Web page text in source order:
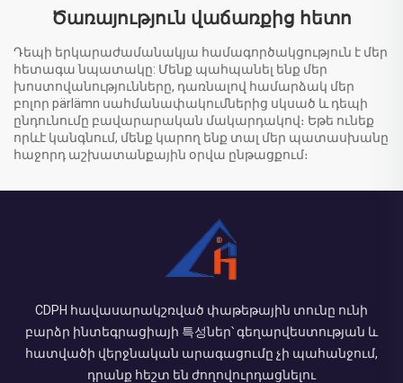
Ծառայություն վաճառքից հետո
Դեպի երկարաժամանակյա համագործակցություն է մեր
հետագա նպատակը: Մենք պահպանել ենք մեր
խոստովանությունները, դառնալով համարձակ մեր
բոլոր pärlämn սահմանափակումներից սկսած և դեպի
ընդունումը բավարարական մակարդակով։ Եթե ունեք
որևէ կանգնում, մենք կարող ենք տալ մեր պատասխանը
հաջորդ աշխատանքային օրվա ընթացքում։
CDPH հավասարակշռված փաթեթային տունը ունի
բարձր ինտեգրացիայի 특성ներ՝ գեղարվեստության և
հատվածի վերջնական արագացումը չի պահանջում,
դրանք հեշտ են ժողովուրդացնելու